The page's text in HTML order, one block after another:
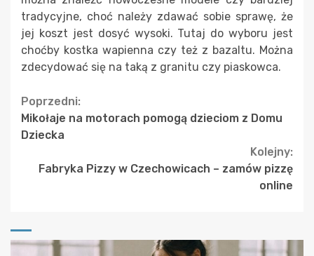
tradycyjne, choć należy zdawać sobie sprawę, że
jej koszt jest dosyć wysoki. Tutaj do wyboru jest
choćby kostka wapienna czy też z bazaltu. Można
zdecydować się na taką z granitu czy piaskowca.
Continue
Reading
Poprzedni:
Mikołaje na motorach pomogą dzieciom z Domu
Dziecka
Kolejny:
Fabryka Pizzy w Czechowicach – zamów pizzę
online